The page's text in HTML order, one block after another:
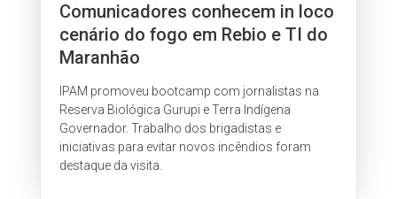
Comunicadores conhecem in loco
cenário do fogo em Rebio e TI do
Maranhão
IPAM promoveu bootcamp com jornalistas na
Reserva Biológica Gurupi e Terra Indígena
Governador. Trabalho dos brigadistas e
iniciativas para evitar novos incêndios foram
destaque da visita.